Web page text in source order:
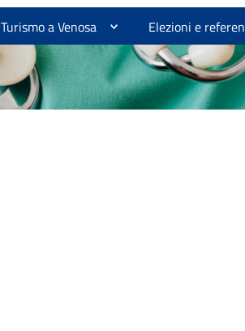
Turismo a Venosa Elezioni e